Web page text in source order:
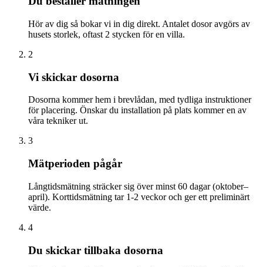
Hör av dig så bokar vi in dig direkt. Antalet dosor avgörs av
husets storlek, oftast 2 stycken för en villa.
2
Vi skickar dosorna
Dosorna kommer hem i brevlådan, med tydliga instruktioner
för placering. Önskar du installation på plats kommer en av
våra tekniker ut.
3
Mätperioden pågår
Långtidsmätning sträcker sig över minst 60 dagar (oktober–
april). Korttidsmätning tar 1-2 veckor och ger ett preliminärt
värde.
4
Du skickar tillbaka dosorna